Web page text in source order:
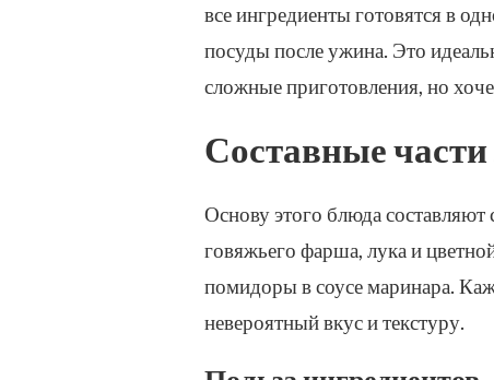
КАРТОШКА
ФРИКАДЕЛЬКАМИ
все ингредиенты готовятся в
посуды после ужина. Это
сложные приготовления, но
Составные
Основу этого блюда
говяжьего фарша, лука и
помидоры в соусе маринара.
невероятный вкус и текстуру.